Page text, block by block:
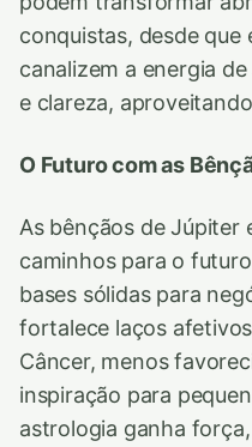
conquistas, desde que
canalizem a energia
e clareza,
O Futuro com as
As bênçãos de Júpiter
caminhos para o
bases sólidas para
fortalece laços
Câncer, menos
inspiração para
astrologia ganha